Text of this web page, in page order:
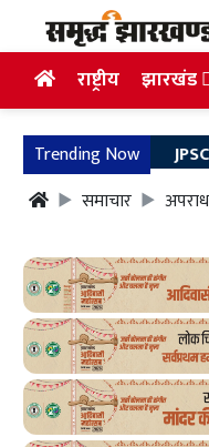
राष्ट्रीय झारखंड
Trending NowJPSC
समाचार
अपराध